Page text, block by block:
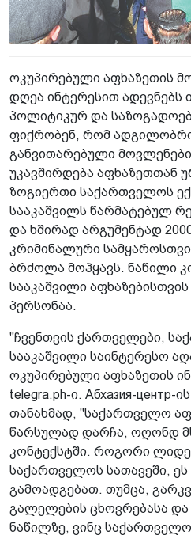
ოკუპირებული აფხაზეთის
დღეა ინტერესით
პოლიტიკურ და
ფიქრობენ, რომ
განვითარებული
უკავშირდება აფხაზეთთან
ზოგიერთი საქართველოს
სააკაშვილს წარმატებულ
და ხშირად არგუმენტად
კრიმინალური
ბრძოლა მოჰყავს. ნაწილი
სააკაშვილი
პერსონაა.
"ჩვენთვის ქართველები,
სააკაშვილი საინტერესო
ოკუპირებული აფხაზეთის
telegra.ph-ი. Абхазия-центр-
თანახმად, "საქართველო
წარსულად დარჩა, ოღონდ
კონტექსტში. როგორი
საქართველოს სათავეში,
გამოადგებათ. თუმცა,
გალელების ცხოვრებასა და
ნაწილზე, ვინც